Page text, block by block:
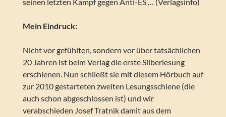
Mein Eindruck:
Nicht vor gefühlten, sondern vor über tatsächlichen
20 Jahren ist beim Verlag die erste Silberlesung
erschienen. Nun schließt sie mit diesem Hörbuch auf
zur 2010 gestarteten zweiten Lesungsschiene (die
auch schon abgeschlossen ist) und wir
verabschieden Josef Tratnik damit aus dem